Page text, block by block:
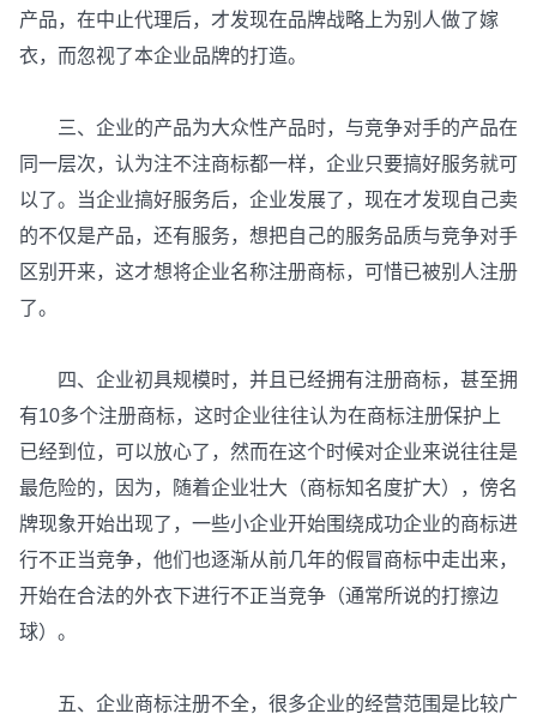
产品，在中止代理后，才发现在品牌战略上为别人做了嫁
衣，而忽视了本企业品牌的打造。
三、企业的产品为大众性产品时，与竞争对手的产品在
同一层次，认为注不注商标都一样，企业只要搞好服务就可
以了。当企业搞好服务后，企业发展了，现在才发现自己卖
的不仅是产品，还有服务，想把自己的服务品质与竞争对手
区别开来，这才想将企业名称注册商标，可惜已被别人注册
了。
四、企业初具规模时，并且已经拥有注册商标，甚至拥
有10多个注册商标，这时企业往往认为在商标注册保护上
已经到位，可以放心了，然而在这个时候对企业来说往往是
最危险的，因为，随着企业壮大（商标知名度扩大），傍名
牌现象开始出现了，一些小企业开始围绕成功企业的商标进
行不正当竞争，他们也逐渐从前几年的假冒商标中走出来，
开始在合法的外衣下进行不正当竞争（通常所说的打擦边
球）。
五、企业商标注册不全，很多企业的经营范围是比较广